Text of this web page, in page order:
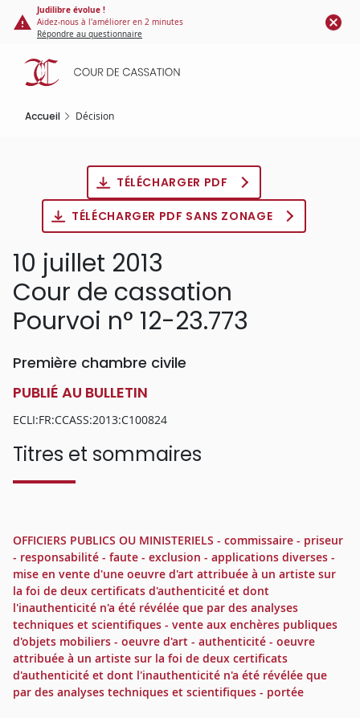
Panneau de gestion des cookies
contenu
principal
Judilibre évolue !
Aidez-nous à l'améliorer en 2 minutes
Répondre au questionnaire
Accueil Décision
TÉLÉCHARGER PDF
TÉLÉCHARGER PDF SANS ZONAGE
10 juillet 2013
Cour de cassation
Pourvoi n° 12-23.773
Première chambre civile
PUBLIÉ AU BULLETIN
ECLI:FR:CCASS:2013:C100824
Titres et sommaires
OFFICIERS PUBLICS OU MINISTERIELS - commissaire - priseur
- responsabilité - faute - exclusion - applications diverses -
mise en vente d'une oeuvre d'art attribuée à un artiste sur
la foi de deux certificats d'authenticité et dont
l'inauthenticité n'a été révélée que par des analyses
techniques et scientifiques - vente aux enchères publiques
d'objets mobiliers - oeuvre d'art - authenticité - oeuvre
attribuée à un artiste sur la foi de deux certificats
d'authenticité et dont l'inauthenticité n'a été révélée que
par des analyses techniques et scientifiques - portée